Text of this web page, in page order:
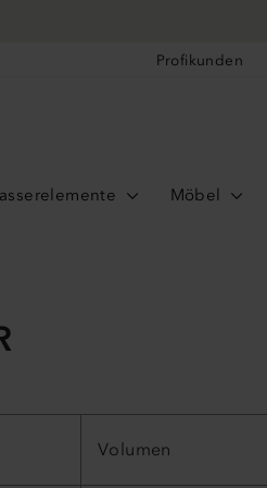
Profikunden
Möbel
Volumen